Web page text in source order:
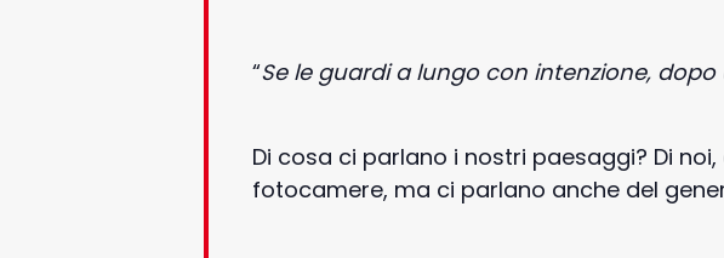
“Se le guardi a lungo con intenzione, dopo
Di cosa ci parlano i nostri paesaggi? Di
fotocamere, ma ci parlano anche del